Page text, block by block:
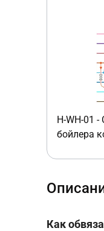
H-WH-01
бойлера
насоса
Как